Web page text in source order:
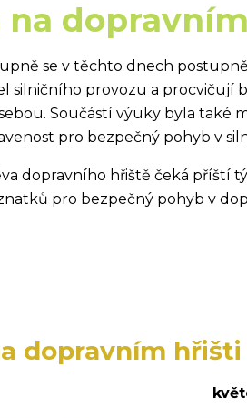
na
se v těchto dnech
silničního provozu a procvičují
Součástí výuky byla také
pro bezpečný pohyb v
dopravního hřiště čeká příští
pro bezpečný pohyb v
dopravním hřišti